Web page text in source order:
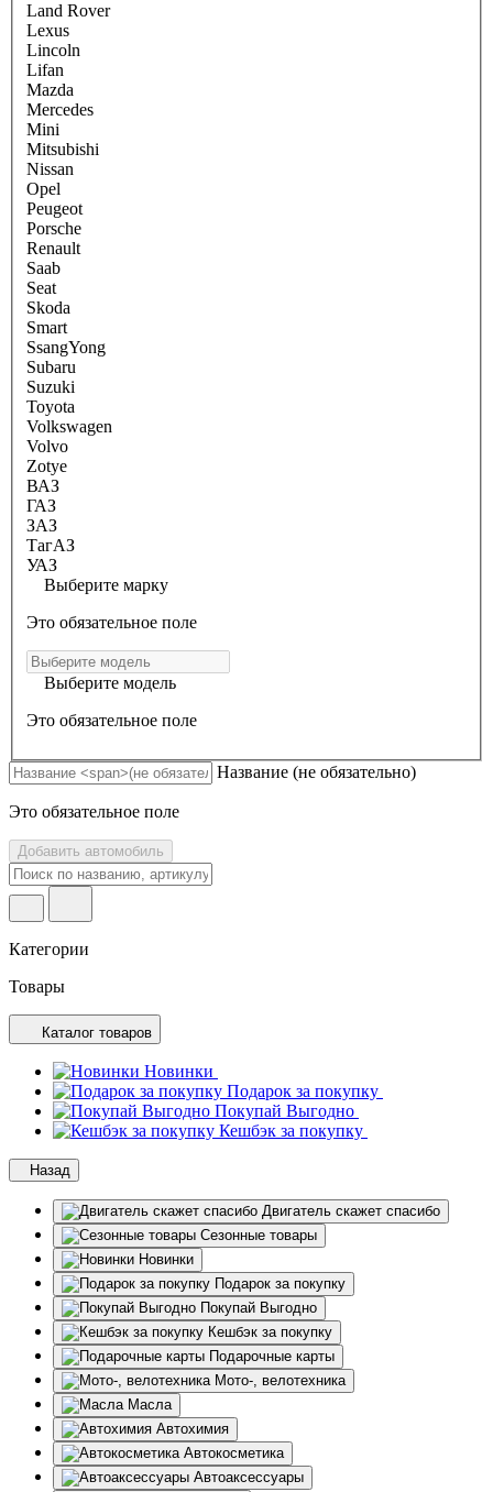
Land Rover
Lexus
Lincoln
Lifan
Mazda
Mercedes
Mini
Mitsubishi
Nissan
Opel
Peugeot
Porsche
Renault
Saab
Seat
Skoda
Smart
SsangYong
Subaru
Suzuki
Toyota
Volkswagen
Volvo
Zotye
ВАЗ
ГАЗ
ЗАЗ
ТагАЗ
УАЗ
Выберите марку
Это обязательное поле
Выберите модель
Это обязательное поле
Название (не обязательно)
Это обязательное поле
Добавить автомобиль
Категории
Товары
Каталог товаров
Новинки
Подарок за покупку
Покупай Выгодно
Кешбэк за покупку
Назад
Двигатель скажет спасибо
Сезонные товары
Новинки
Подарок за покупку
Покупай Выгодно
Кешбэк за покупку
Подарочные карты
Мото-, велотехника
Масла
Автохимия
Автокосметика
Автоаксессуары